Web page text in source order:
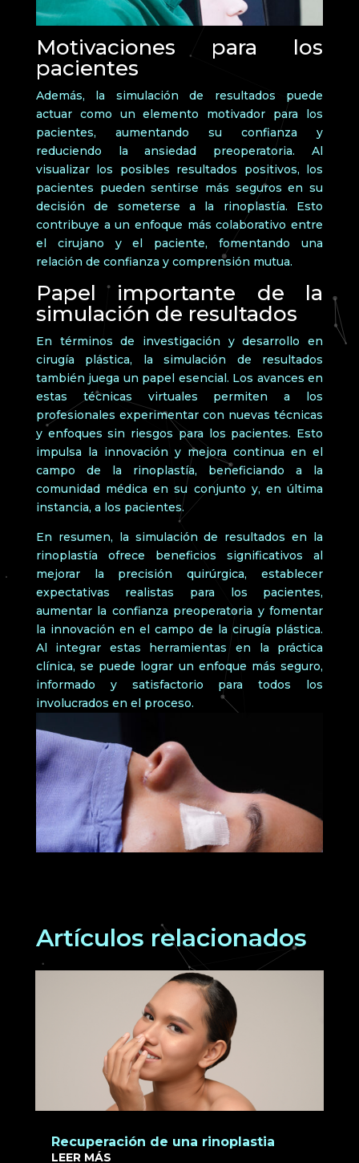
Motivaciones para los
pacientes
Además, la simulación de resultados puede
actuar como un elemento motivador para los
pacientes, aumentando su confianza y
reduciendo la ansiedad preoperatoria. Al
visualizar los posibles resultados positivos, los
pacientes pueden sentirse más seguros en su
decisión de someterse a la rinoplastía. Esto
contribuye a un enfoque más colaborativo entre
el cirujano y el paciente, fomentando una
relación de confianza y comprensión mutua.
Papel importante de la
simulación de resultados
En términos de investigación y desarrollo en
cirugía plástica, la simulación de resultados
también juega un papel esencial. Los avances en
estas técnicas virtuales permiten a los
profesionales experimentar con nuevas técnicas
y enfoques sin riesgos para los pacientes. Esto
impulsa la innovación y mejora continua en el
campo de la rinoplastía, beneficiando a la
comunidad médica en su conjunto y, en última
instancia, a los pacientes.
En resumen, la simulación de resultados en la
rinoplastía ofrece beneficios significativos al
mejorar la precisión quirúrgica, establecer
expectativas realistas para los pacientes,
aumentar la confianza preoperatoria y fomentar
la innovación en el campo de la cirugía plástica.
Al integrar estas herramientas en la práctica
clínica, se puede lograr un enfoque más seguro,
informado y satisfactorio para todos los
involucrados en el proceso.
Artículos relacionados
Recuperación de una rinoplastia
LEER MÁS